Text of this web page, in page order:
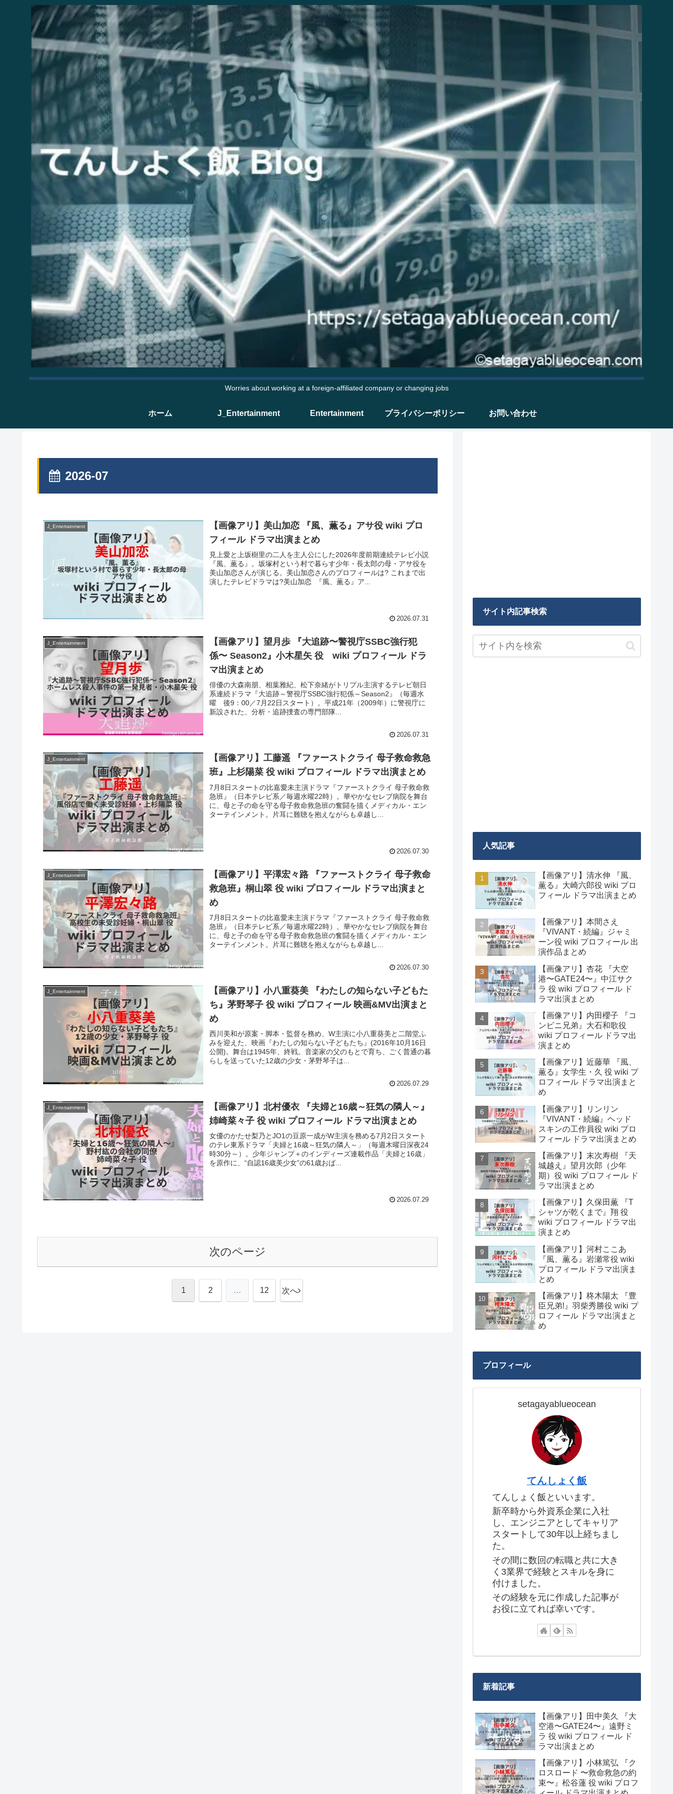
Worries about working at a foreign-affiliated company or changing jobs
ホーム J_Entertainment Entertainment プライバシーポリシー お問い合わせ
2026-07
J_Entertainment
【画像アリ】美山加恋 『風、薫る』アサ役 wiki プロ
フィール ドラマ出演まとめ
見上愛と上坂樹里の二人を主人公にした2026年度前期連続テレビ小説
『風、薫る』。坂塚村という村で暮らす少年・長太郎の母・アサ役を
美山加恋さんが演じる。美山加恋さんのプロフィールは? これまで出
演したテレビドラマは?美山加恋 『風、薫る』ア...
2026.07.31
J_Entertainment
【画像アリ】望月歩 『大追跡〜警視庁SSBC強行犯
係〜 Season2』小木星矢 役 wiki プロフィール ドラ
マ出演まとめ
俳優の大森南朋、相葉雅紀、松下奈緒がトリプル主演するテレビ朝日
系連続ドラマ『大追跡～警視庁SSBC強行犯係～Season2』（毎週水
曜 後9：00／7月22日スタート）。平成21年（2009年）に警視庁に
新設された、分析・追跡捜査の専門部隊...
2026.07.31
J_Entertainment
【画像アリ】工藤遥 『ファーストクライ 母子救命救急
班』上杉陽菜 役 wiki プロフィール ドラマ出演まとめ
7月8日スタートの比嘉愛未主演ドラマ『ファーストクライ 母子救命救
急班』（日本テレビ系／毎週水曜22時）。華やかなセレブ病院を舞台
に、母と子の命を守る母子救命救急班の奮闘を描くメディカル・エン
ターテインメント。片耳に難聴を抱えながらも卓越し...
2026.07.30
J_Entertainment
【画像アリ】平澤宏々路 『ファーストクライ 母子救命
救急班』桐山翠 役 wiki プロフィール ドラマ出演まと
め
7月8日スタートの比嘉愛未主演ドラマ『ファーストクライ 母子救命救
急班』（日本テレビ系／毎週水曜22時）。華やかなセレブ病院を舞台
に、母と子の命を守る母子救命救急班の奮闘を描くメディカル・エン
ターテインメント。片耳に難聴を抱えながらも卓越し...
2026.07.30
J_Entertainment
【画像アリ】小八重葵美 『わたしの知らない子どもた
ち』茅野琴子 役 wiki プロフィール 映画&MV出演まと
め
西川美和が原案・脚本・監督を務め、W主演に小八重葵美と二階堂ふ
みを迎えた、映画『わたしの知らない子どもたち』(2016年10月16日
公開)。舞台は1945年、終戦。音楽家の父のもとで育ち、ごく普通の暮
らしを送っていた12歳の少女・茅野琴子は...
2026.07.29
J_Entertainment
【画像アリ】北村優衣 『夫婦と16歳～狂気の隣人～』
姉崎菜々子 役 wiki プロフィール ドラマ出演まとめ
女優のかたせ梨乃とJO1の豆原一成がW主演を務める7月2日スタート
のテレ東系ドラマ「夫婦と16歳～狂気の隣人～」（毎週木曜日深夜24
時30分～）。少年ジャンプ＋のインディーズ連載作品「夫婦と16歳」
を原作に、“自認16歳美少女”の61歳おば...
2026.07.29
次のページ
1 2 … 12 次へ
サイト内記事検索
人気記事
【画像アリ】清水伸 『風、
薫る』大崎六郎役 wiki プロ
フィール ドラマ出演まとめ
【画像アリ】本間さえ
『VIVANT・続編』ジャミ
ーン役 wiki プロフィール 出
演作品まとめ
【画像アリ】杏花 『大空
港〜GATE24〜』中江サク
ラ 役 wiki プロフィール ド
ラマ出演まとめ
【画像アリ】内田櫻子 『コ
ンビニ兄弟』大石和歌役
wiki プロフィール ドラマ出
演まとめ
【画像アリ】近藤華 『風、
薫る』女学生・久 役 wiki プ
ロフィール ドラマ出演まと
め
【画像アリ】リンリン
『VIVANT・続編』ヘッド
スキンの工作員役 wiki プロ
フィール ドラマ出演まとめ
【画像アリ】末次寿樹 『天
城越え』望月次郎（少年
期）役 wiki プロフィール ド
ラマ出演まとめ
【画像アリ】久保田薫 『T
シャツが乾くまで』翔 役
wiki プロフィール ドラマ出
演まとめ
【画像アリ】河村ここあ
『風、薫る』岩瀬常役 wiki
プロフィール ドラマ出演ま
とめ
【画像アリ】柊木陽太 『豊
臣兄弟!』羽柴秀勝役 wiki プ
ロフィール ドラマ出演まと
め
プロフィール
setagayablueocean
てんしょく飯
てんしょく飯といいます。
新卒時から外資系企業に入社
し、エンジニアとしてキャリア
スタートして30年以上経ちまし
た。
その間に数回の転職と共に大き
く3業界で経験とスキルを身に
付けました。
その経験を元に作成した記事が
お役に立てれば幸いです。
新着記事
【画像アリ】田中美久 『大
空港〜GATE24〜』遠野ミ
ラ 役 wiki プロフィール ド
ラマ出演まとめ
【画像アリ】小林篤弘 『ク
ロスロード 〜救命救急の約
束〜』松谷蓮 役 wiki プロフ